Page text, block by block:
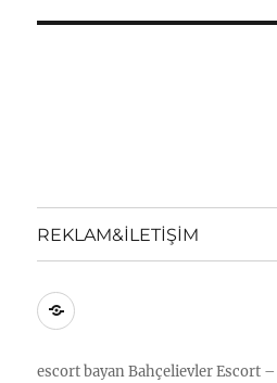
REKLAM&İLETİŞİM
REKLAM&İLETİŞİM
escort bayan Bahçelievler Escort